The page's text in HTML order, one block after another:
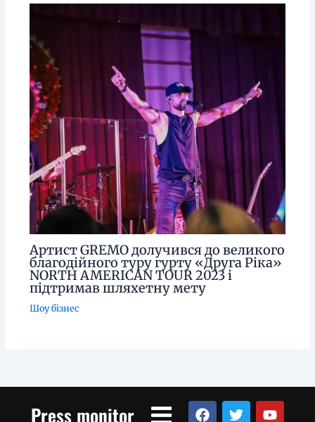
Артист GREMO долучився до великого
благодійного туру гурту «Друга Ріка»
NORTH AMERICAN TOUR 2023 і
підтримав шляхетну мету
Шоу бізнес
Press monitor Menu
F
T
Y